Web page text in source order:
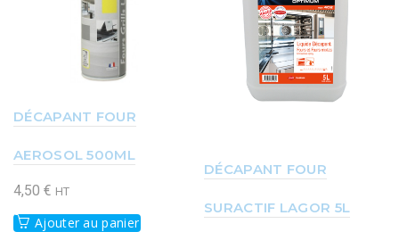
DÉCAPANT FOUR
AEROSOL 500ML
4,50 € HT
Ajouter au panier
DÉCAPANT FOUR
SURACTIF LAGOR 5L